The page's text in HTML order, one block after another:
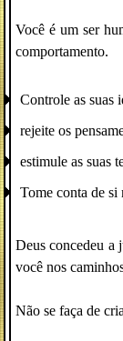
Você é um ser
comportamento.
Controle as suas
rejeite os
estimule as suas
Tome conta de si
Deus concedeu a
você nos
Não se faça de